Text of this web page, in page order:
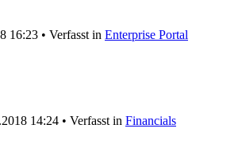
16:23 • Verfasst in Enterprise Portal
14:24 • Verfasst in Financials